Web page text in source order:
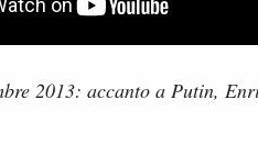
2013: accanto a Putin,